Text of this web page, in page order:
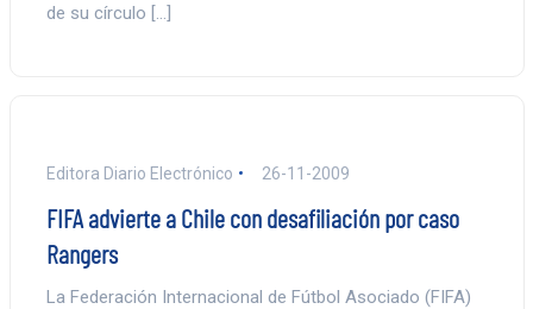
de su círculo […]
Editora Diario Electrónico 26-11-2009
FIFA advierte a Chile con desafiliación por caso
Rangers
La Federación Internacional de Fútbol Asociado (FIFA)